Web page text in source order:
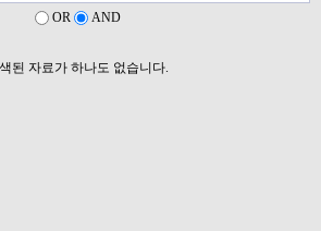
OR AND
된 자료가 하나도 없습니다.